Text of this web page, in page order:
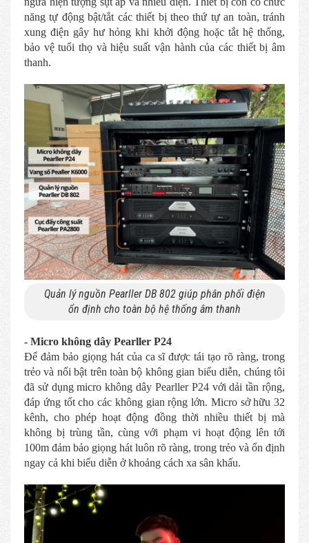
năng tự động bật/tắt các thiết bị theo thứ tự an toàn, tránh
xung điện gây hư hỏng khi khởi động hoặc tắt hệ thống,
bảo vệ tuổi thọ và hiệu suất vận hành của các thiết bị âm
thanh.
Quản lý nguồn Pearller DB 802 giúp phân phối điện
ổn định cho toàn bộ hệ thống âm thanh
- Micro không dây Pearller P24
Để đảm bảo giọng hát của ca sĩ được tái tạo rõ ràng, trong
trẻo và nổi bật trên toàn bộ không gian biểu diễn, chúng tôi
đã sử dụng micro không dây Pearller P24 với dải tần rộng,
đáp ứng tốt cho các không gian rộng lớn. Micro sở hữu 32
kênh, cho phép hoạt động đồng thời nhiều thiết bị mà
không bị trùng tần, cùng với phạm vi hoạt động lên tới
100m đảm bảo giọng hát luôn rõ ràng, trong trẻo và ổn định
ngay cả khi biểu diễn ở khoảng cách xa sân khấu.